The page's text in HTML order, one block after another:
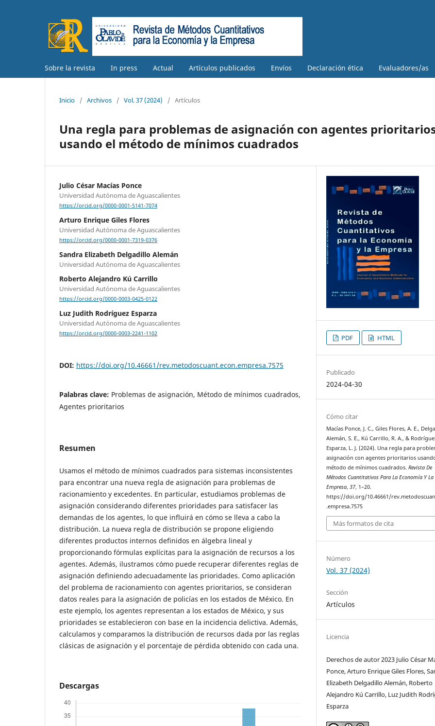
Sobre la revista In press Actual Artículos publicados Envíos Declaración ética Evaluadores/as
Inicio / Archivos / Vol. 37 (2024) / Artículos
Una regla para problemas de asignación con agentes
usando el método de mínimos cuadrados
Julio César Macías Ponce
Universidad Autónoma de Aguascalientes
https://orcid.org/0000-0001-5141-7074
Arturo Enrique Giles Flores
Universidad Autónoma de Aguascalientes
https://orcid.org/0000-0001-7319-0376
Sandra Elizabeth Delgadillo Alemán
Universidad Autónoma de Aguascalientes
Roberto Alejandro Kú Carrillo
Universidad Autónoma de Aguascalientes
https://orcid.org/0000-0003-0425-0122
Luz Judith Rodríguez Esparza
Universidad Autónoma de Aguascalientes
https://orcid.org/0000-0003-2241-1102
DOI: https://doi.org/10.46661/rev.metodoscuant.econ.empresa.7575
Palabras clave: Problemas de asignación, Método de mínimos cuadrados,
Agentes prioritarios
Resumen
Usamos el método de mínimos cuadrados para sistemas inconsistentes
para encontrar una nueva regla de asignación para problemas de
racionamiento y excedentes. En particular, estudiamos problemas de
asignación considerando diferentes prioridades para satisfacer las
demandas de los agentes, lo que influirá en cómo se lleva a cabo la
distribución. La nueva regla de distribución se propone eligiendo
diferentes productos internos definidos en álgebra lineal y
proporcionando fórmulas explícitas para la asignación de recursos a los
agentes. Además, ilustramos cómo puede recuperar diferentes reglas de
asignación definiendo adecuadamente las prioridades. Como aplicación
del problema de racionamiento con agentes prioritarios, se consideran
datos reales para la asignación de policías en los estados de México. En
este ejemplo, los agentes representan a los estados de México, y sus
prioridades se establecieron con base en la incidencia delictiva. Además,
calculamos y comparamos la distribución de recursos dada por las reglas
clásicas de asignación y el porcentaje de pérdida obtenido con cada una.
Descargas
PDF HTML
Publicado
2024-04-30
Cómo citar
Macías Ponce, J. C., Giles Flores, A. E.,
Alemán, S. E., Kú Carrillo, R. A., &
Esparza, L. J. (2024). Una regla para
asignación con agentes prioritarios
método de mínimos cuadrados.Revista De
Métodos Cuantitativos Para La Economía Y La
Empresa,37, 1–20.
https://doi.org/10.46661/
.empresa.7575
Más formatos de cita
Número
Vol. 37 (2024)
Sección
Artículos
Licencia
Derechos de autor 2023 Julio César
Ponce, Arturo Enrique Giles Flores,
Elizabeth Delgadillo Alemán, Roberto
Alejandro Kú Carrillo, Luz Judith
Esparza